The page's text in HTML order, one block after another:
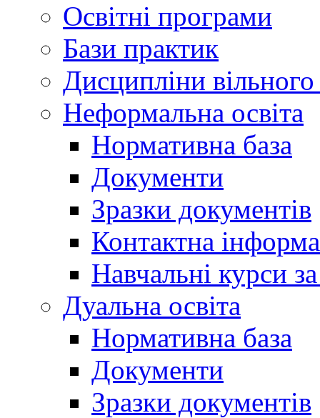
Освітні програми
Бази практик
Дисципліни
Неформальна освіта
Нормативна база
Документи
Зразки документів
Контактна
Навчальні курси
Дуальна освіта
Нормативна база
Документи
Зразки документів